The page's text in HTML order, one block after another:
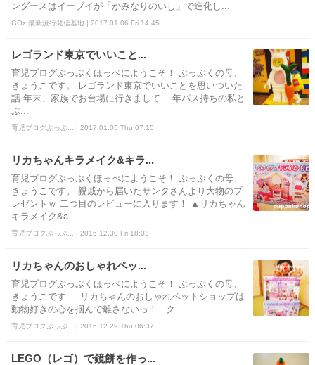
ンダースはイーブイが「かみなりのいし」で進化し...
GOz 最新流行発信基地 | 2017.01.06 Fri 14:45
レゴランド東京でいいこと...
育児ブログぷっぷくほっぺにようこそ！ ぷっぷくの母、
きょうこです。 レゴランド東京でいいことを思いついた
話 年末、家族でお台場に行きまして… 年パス持ちの私と
ぷ...
育児ブログぷっぷ... | 2017.01.05 Thu 07:15
リカちゃんキラメイク&キラ...
育児ブログぷっぷくほっぺにようこそ！ ぷっぷくの母、
きょうこです。 親戚から届いたサンタさんより大物のプ
レゼントｗ 二つ目のレビューに入ります！ ▲リカちゃん
キラメイク&a...
育児ブログぷっぷ... | 2016.12.30 Fri 18:03
リカちゃんのおしゃれペッ...
育児ブログぷっぷくほっぺにようこそ！ ぷっぷくの母、
きょうこです リカちゃんのおしゃれペットショップは
動物好きの心を掴んで離さないっ！ ク...
育児ブログぷっぷ... | 2016.12.29 Thu 06:37
LEGO（レゴ）で鏡餅を作っ...